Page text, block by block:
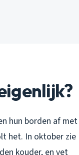
hun borden af met
het. In oktober zie
kouder, en vet